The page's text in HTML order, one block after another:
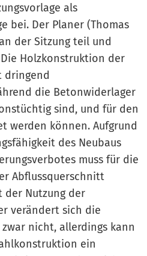
als
bei. Der Planer (Thomas
der Sitzung teil und
Holzkonstruktion der
dringend
die Betonwiderlager
sind, und für den
werden können. Aufgrund
des Neubaus
muss für die
Abflussquerschnitt
der Nutzung der
verändert sich die
nicht, allerdings kann
ein